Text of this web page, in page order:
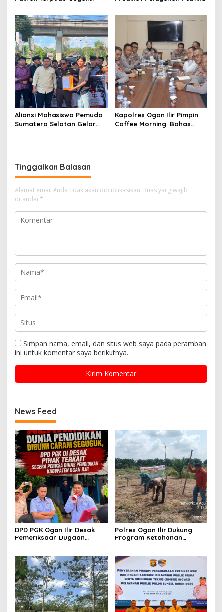
Pelayanan Publik Tingkat
Polda Sumsel
Aliansi Mahasiswa Pemuda
Sumatera Selatan Gelar
Kapolres Ogan Ilir Pimpin
Coffee Morning, Bahas
Tinggalkan Balasan
Alamat email Anda tidak akan dipublikasikan. Ruas yang wajib
ditandai *
Simpan nama, email, dan situs web saya pada peramban
ini untuk komentar saya berikutnya.
News Feed
DPD PGK Ogan Ilir Desak
Pemeriksaan Dugaan
Proses Berjalan
Transparan
Polres Ogan Ilir Dukung
Program Ketahanan
Pipil di Desa Sungai
Rambutan